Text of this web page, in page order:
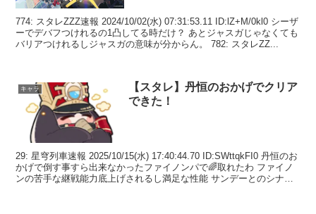
774: スタレZZZ速報 2024/10/02(水) 07:31:53.11 ID:lZ+M/0kl0 シーザ
ーでデバフつけれるの1凸してる時だけ？ あとジャスガじゃなくても
バリアつけれるしジャスガの意味が分からん。 782: スタレZZ...
キャラ
【スタレ】丹恒のおかげでクリア
できた！
29: 星穹列車速報 2025/10/15(水) 17:40:44.70 ID:SWttqkFI0 丹恒のお
かげで倒す事すら出来なかったファイノンパで🌈取れたわ ファイノ
ンの苦手な継戦能力底上げされるし満足な性能 サンデーとのシナジ